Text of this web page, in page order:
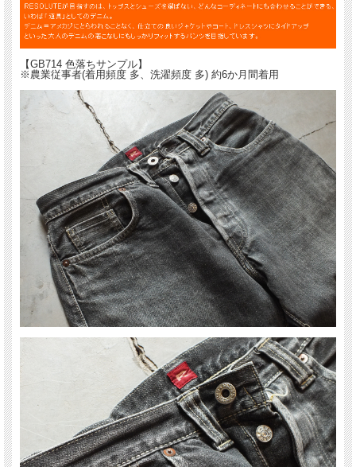
【GB714 色落ちサンプル】
※農業従事者(着用頻度 多、洗濯頻度 多) 約6か月間着用